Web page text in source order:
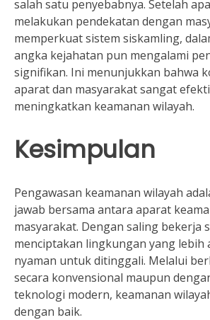
salah satu penyebabnya. Setelah
melakukan pendekatan dengan
memperkuat sistem siskamling,
angka kejahatan pun mengalami
signifikan. Ini menunjukkan bahwa
aparat dan masyarakat sangat
meningkatkan keamanan wilayah.
Kesimpulan
Pengawasan keamanan wilayah
jawab bersama antara aparat
masyarakat. Dengan saling bekerja
menciptakan lingkungan yang lebih
nyaman untuk ditinggali. Melalui
secara konvensional maupun
teknologi modern, keamanan
dengan baik.